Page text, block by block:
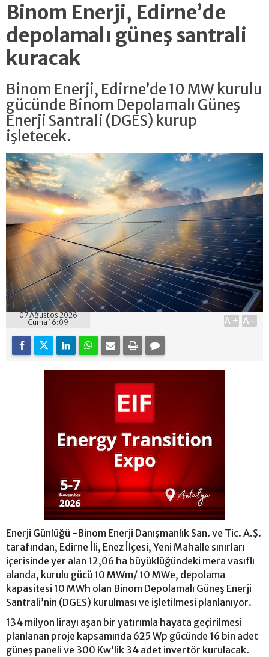
Binom Enerji, Edirne’de
depolamalı güneş santrali
kuracak
Binom Enerji, Edirne’de 10 MW kurulu
gücünde Binom Depolamalı Güneş
Enerji Santrali (DGES) kurup
işletecek.
07 Ağustos 2026
Cuma 16:09
A+ A-
Enerji Günlüğü -Binom Enerji Danışmanlık San. ve Tic. A.Ş.
tarafından, Edirne İli, Enez İlçesi, Yeni Mahalle sınırları
içerisinde yer alan 12,06 ha büyüklüğündeki mera vasıflı
alanda, kurulu gücü 10 MWm/ 10 MWe, depolama
kapasitesi 10 MWh olan Binom Depolamalı Güneş Enerji
Santrali’nin (DGES) kurulması ve işletilmesi planlanıyor.
134 milyon lirayı aşan bir yatırımla hayata geçirilmesi
planlanan proje kapsamında 625 Wp gücünde 16 bin adet
güneş paneli ve 300 Kw’lik 34 adet invertör kurulacak.